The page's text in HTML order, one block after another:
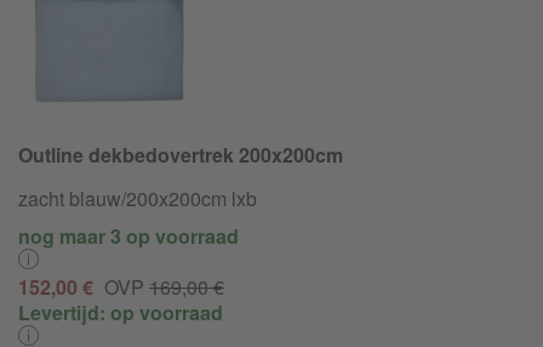
Outline dekbedovertrek 200x200cm
zacht blauw/200x200cm lxb
nog maar 3 op voorraad
152,00 € OVP 169,00 €
Levertijd: op voorraad